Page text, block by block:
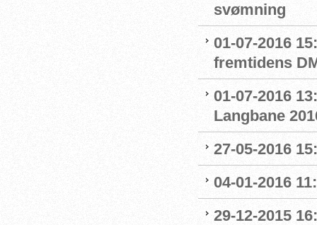
svømning
01-07-2016
fremtidens
01-07-2016
Langbane
27-05-2016
04-01-2016
29-12-2015